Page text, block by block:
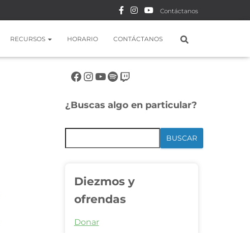
Contáctanos
RECURSOS HORARIO CONTÁCTANOS
¿Buscas algo en particular?
BUSCAR
Diezmos y
ofrendas
Donar